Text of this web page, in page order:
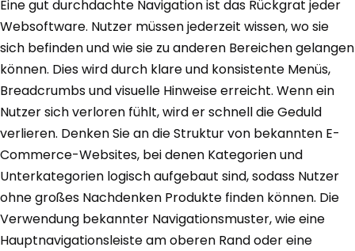
Eine gut durchdachte Navigation ist das Rückgrat jeder
Websoftware. Nutzer müssen jederzeit wissen, wo sie
sich befinden und wie sie zu anderen Bereichen gelangen
können. Dies wird durch klare und konsistente Menüs,
Breadcrumbs und visuelle Hinweise erreicht. Wenn ein
Nutzer sich verloren fühlt, wird er schnell die Geduld
verlieren. Denken Sie an die Struktur von bekannten E-
Commerce-Websites, bei denen Kategorien und
Unterkategorien logisch aufgebaut sind, sodass Nutzer
ohne großes Nachdenken Produkte finden können. Die
Verwendung bekannter Navigationsmuster, wie eine
Hauptnavigationsleiste am oberen Rand oder eine